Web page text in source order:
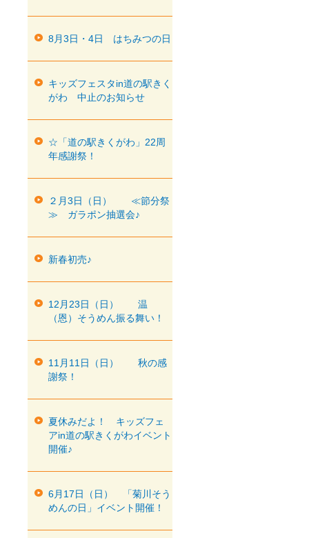
8月3日・4日 はちみつの日
キッズフェスタin道の駅きく
がわ 中止のお知らせ
☆「道の駅きくがわ」22周
年感謝祭！
２月3日（日） ≪節分祭
≫ ガラポン抽選会♪
新春初売♪
12月23日（日） 温
（恩）そうめん振る舞い！
11月11日（日） 秋の感
謝祭！
夏休みだよ！ キッズフェ
アin道の駅きくがわイベント
開催♪
6月17日（日） 「菊川そう
めんの日」イベント開催！